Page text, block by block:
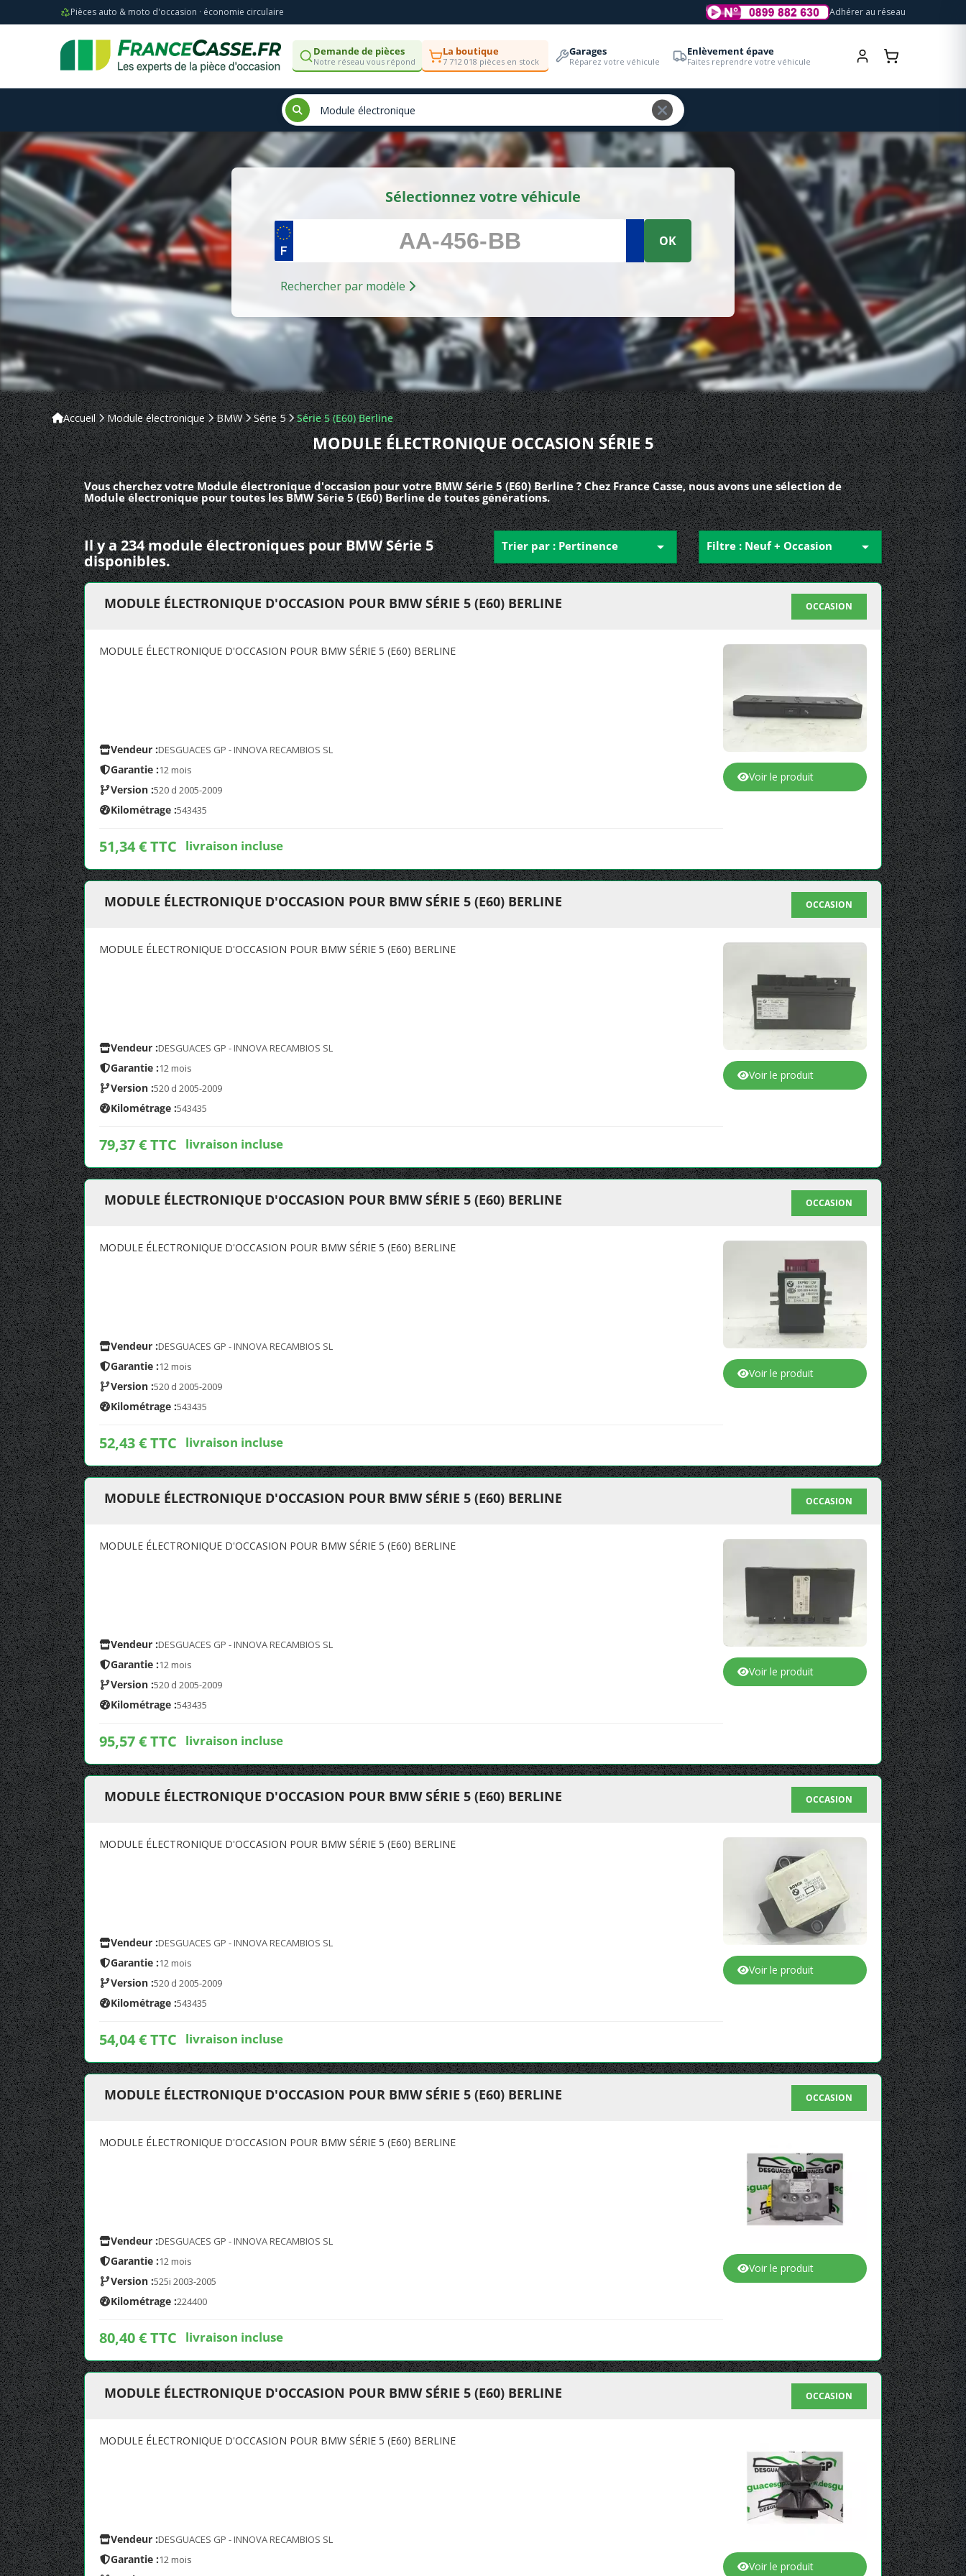
Pièces auto & moto d'occasion · économie circulaire Adhérer au réseau
Demande de pièces
Notre réseau vous répond
La boutique
7 712 018 pièces en stock
Garages
Réparez votre véhicule
Enlèvement épave
Faites reprendre votre véhicule
Sélectionnez votre véhicule
OK
Rechercher par modèle
Accueil Module électronique BMW Série 5 Série 5 (E60) Berline
MODULE ÉLECTRONIQUE OCCASION SÉRIE 5
Vous cherchez votre Module électronique d'occasion pour votre BMW Série 5 (E60) Berline ? Chez France Casse, nous avons une sélection de
Module électronique pour toutes les BMW Série 5 (E60) Berline de toutes générations.
Il y a 234 module électroniques pour BMW Série 5
disponibles.
Trier par : Pertinence  Filtre : Neuf + Occasion 
MODULE ÉLECTRONIQUE D'OCCASION POUR BMW SÉRIE 5 (E60) BERLINE OCCASION
MODULE ÉLECTRONIQUE D'OCCASION POUR BMW SÉRIE 5 (E60) BERLINE
Vendeur :DESGUACES GP - INNOVA RECAMBIOS SL
Garantie :12 mois
Version :520 d 2005-2009
Kilométrage :543435
51,34 € TTC livraison incluse
Voir le produit
MODULE ÉLECTRONIQUE D'OCCASION POUR BMW SÉRIE 5 (E60) BERLINE OCCASION
MODULE ÉLECTRONIQUE D'OCCASION POUR BMW SÉRIE 5 (E60) BERLINE
Vendeur :DESGUACES GP - INNOVA RECAMBIOS SL
Garantie :12 mois
Version :520 d 2005-2009
Kilométrage :543435
79,37 € TTC livraison incluse
Voir le produit
MODULE ÉLECTRONIQUE D'OCCASION POUR BMW SÉRIE 5 (E60) BERLINE OCCASION
MODULE ÉLECTRONIQUE D'OCCASION POUR BMW SÉRIE 5 (E60) BERLINE
Vendeur :DESGUACES GP - INNOVA RECAMBIOS SL
Garantie :12 mois
Version :520 d 2005-2009
Kilométrage :543435
52,43 € TTC livraison incluse
Voir le produit
MODULE ÉLECTRONIQUE D'OCCASION POUR BMW SÉRIE 5 (E60) BERLINE OCCASION
MODULE ÉLECTRONIQUE D'OCCASION POUR BMW SÉRIE 5 (E60) BERLINE
Vendeur :DESGUACES GP - INNOVA RECAMBIOS SL
Garantie :12 mois
Version :520 d 2005-2009
Kilométrage :543435
95,57 € TTC livraison incluse
Voir le produit
MODULE ÉLECTRONIQUE D'OCCASION POUR BMW SÉRIE 5 (E60) BERLINE OCCASION
MODULE ÉLECTRONIQUE D'OCCASION POUR BMW SÉRIE 5 (E60) BERLINE
Vendeur :DESGUACES GP - INNOVA RECAMBIOS SL
Garantie :12 mois
Version :520 d 2005-2009
Kilométrage :543435
54,04 € TTC livraison incluse
Voir le produit
MODULE ÉLECTRONIQUE D'OCCASION POUR BMW SÉRIE 5 (E60) BERLINE OCCASION
MODULE ÉLECTRONIQUE D'OCCASION POUR BMW SÉRIE 5 (E60) BERLINE
Vendeur :DESGUACES GP - INNOVA RECAMBIOS SL
Garantie :12 mois
Version :525i 2003-2005
Kilométrage :224400
80,40 € TTC livraison incluse
Voir le produit
MODULE ÉLECTRONIQUE D'OCCASION POUR BMW SÉRIE 5 (E60) BERLINE OCCASION
MODULE ÉLECTRONIQUE D'OCCASION POUR BMW SÉRIE 5 (E60) BERLINE
Vendeur :DESGUACES GP - INNOVA RECAMBIOS SL
Garantie :12 mois Voir le produit